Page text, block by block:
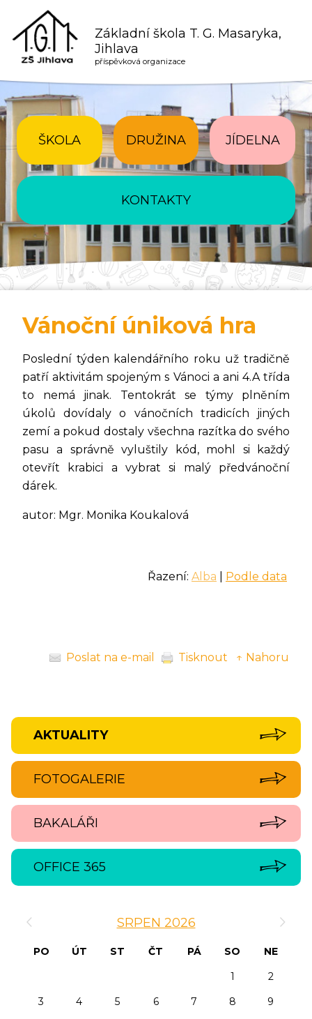
Základní škola T. G. Masaryka,
Jihlava
příspěvková organizace
ŠKOLA DRUŽINA JÍDELNA
KONTAKTY
Vánoční úniková hra
Poslední týden kalendářního roku už tradičně
patří aktivitám spojeným s Vánoci a ani 4.A třída
to nemá jinak. Tentokrát se týmy plněním
úkolů dovídaly o vánočních tradicích jiných
zemí a pokud dostaly všechna razítka do svého
pasu a správně vyluštily kód, mohl si každý
otevřít krabici a vybrat si malý předvánoční
dárek.
autor: Mgr. Monika Koukalová
Řazení: Alba Podle data
Poslat na e-mail Tisknout ↑ Nahoru
AKTUALITY
FOTOGALERIE
BAKALÁŘI
OFFICE 365
SRPEN 2026
PO ÚT ST ČT PÁ SO
NE
1
2
3
4 5 6 7 8
9